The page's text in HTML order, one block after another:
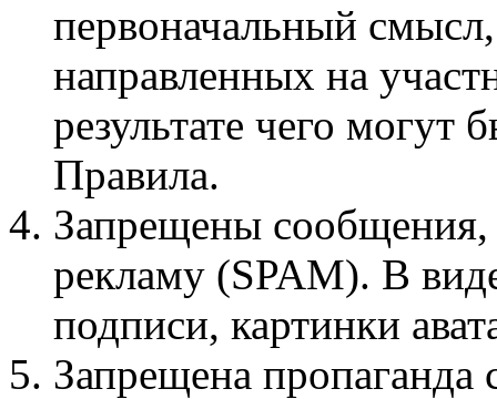
первоначальный
направленных на
результате чего
Правила.
Запрещены
рекламу (SPAM). В
подписи, картинки
Запрещена